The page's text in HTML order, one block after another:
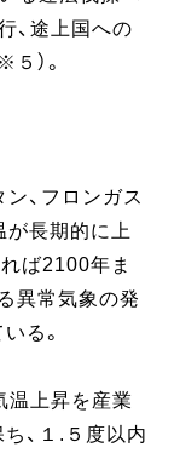
、途上国への
）。
、フロンガス
が長期的に上
ば2100年ま
異常気象の発
る。
温上昇を産業
、１.５度以内